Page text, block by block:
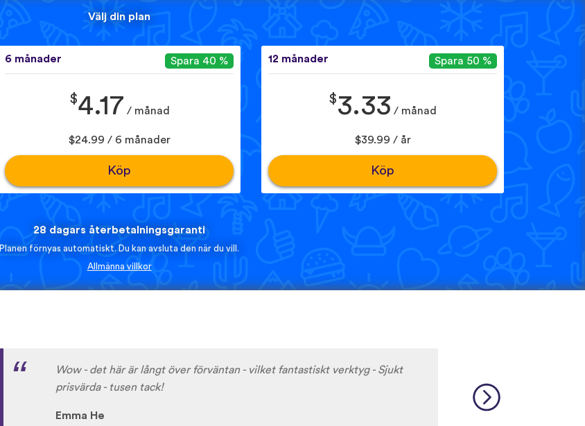
Välj din plan
6 månader Spara 40 %
$4.17 / månad
$24.99 / 6 månader
Köp
12 månader Spara 50 %
$3.33 / månad
$39.99 / år
Köp
28 dagars återbetalningsgaranti
Planen förnyas automatiskt. Du kan avsluta den när du vill.
Allmänna villkor
Wow - det här är långt över förväntan - vilket fantastiskt verktyg - Sjukt
prisvärda - tusen tack!
Emma He